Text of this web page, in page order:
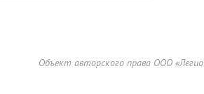
Объект авторского права ООО